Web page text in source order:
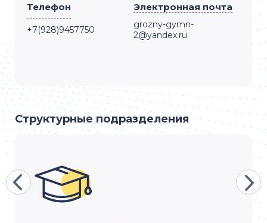
Телефон
+7(928)9457750
Электронная почта
grozny-gymn-
2@yandex.ru
Структурные подразделения